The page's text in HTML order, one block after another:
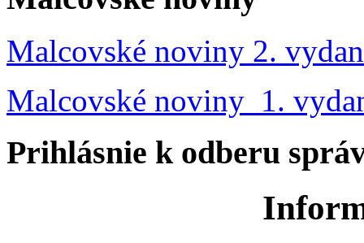
Malcovské noviny 2.
Malcovské noviny 1.
Prihlásnie k odberu